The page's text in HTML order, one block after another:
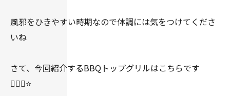
風邪をひきやすい時期なので体調には気をつけてくださ
いね
さて、今回紹介するBBQトップグリルはこちらです
💁🏻‍♀️⭐️